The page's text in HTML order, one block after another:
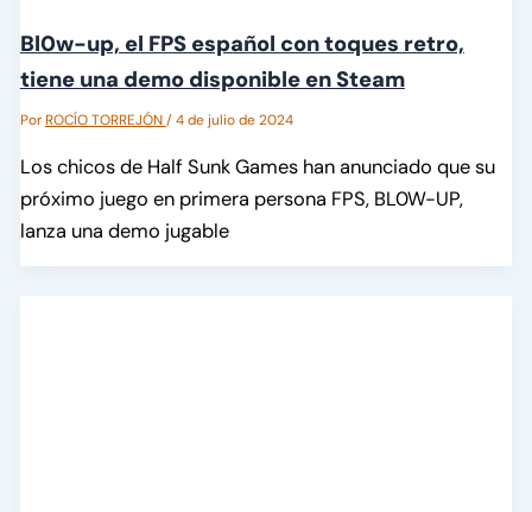
Bl0w-up, el FPS español con toques retro,
tiene una demo disponible en Steam
PorROCÍO TORREJÓN/4 de julio de 2024
Los chicos de Half Sunk Games han anunciado que su
próximo juego en primera persona FPS, BL0W-UP,
lanza una demo jugable